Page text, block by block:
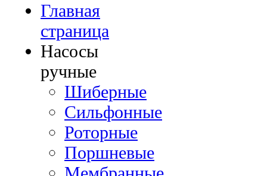
Главная
страница
Насосы
ручные
Шиберные
Сильфонные
Роторные
Поршневые